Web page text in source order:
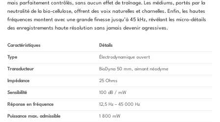
mais parfaitement contrôlés, sans aucun effet de traînage. Les médiums, portés par la
neutralité de la bio-cellulose, offrent des voix naturelles et charnelles. Enfin, les hautes
fréquences montent avec une grande finesse jusqu’à 45 kHz, révélant les micro-détails
des enregistrements haute résolution sans jamais devenir agressives.
Caractéristiques Détails
Type Électrodynamique ouvert
Transducteur BioDyna 50 mm, aimant néodyme
Impédance 25 Ohms
Sensibilité 100 dB / mW
Réponse en fréquence 12,5 Hz – 45 000 Hz
Puissance max. admissible 1 800 mW